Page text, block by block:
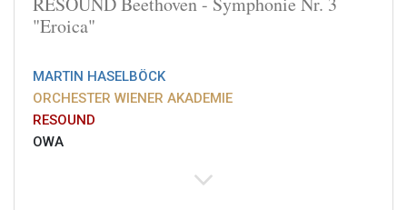
"Eroica"
MARTIN HASELBÖCK
ORCHESTER WIENER AKADEMIE
RESOUND
OWA